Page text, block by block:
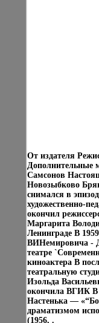
От издателя
Дополнительные
Самсонов
Новозыбково
снимался в
художественно-
окончил
Маргарита
Ленинграде В
ВИНемировича -
театре
киноактера В
театральную
Изольда
окончила ВГИК В
Настенька —
драматизмом
(1956, .